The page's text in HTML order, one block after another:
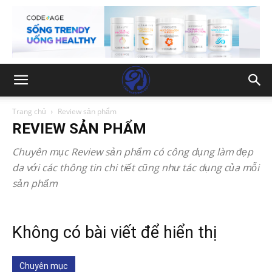
Trang chủ Review sản phẩm
REVIEW SẢN PHẨM
Chuyên mục Review sản phẩm có công dụng làm đẹp
da với các thông tin chi tiết cũng như tác dụng của mỗi
sản phẩm
Không có bài viết để hiển thị
Chuyên mục